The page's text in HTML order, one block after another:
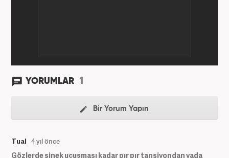
YORUMLAR 1
Bir Yorum Yapın
Tual 4 yıl önce
Gözlerde sinek uçuşması kadar pır pır tansiyondan yada